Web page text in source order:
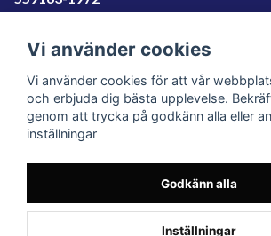
SE559163197201
060-566 800
info@filter.se
Organisationsnummer: 559163-1972
© 2023 Filter.se, All rights reserved.
Vi använder cookies
Vi använder cookies för att vår
och erbjuda dig bästa upplevelse.
genom att trycka på godkänn alla eller
inställningar
Godkänn alla
Inställningar